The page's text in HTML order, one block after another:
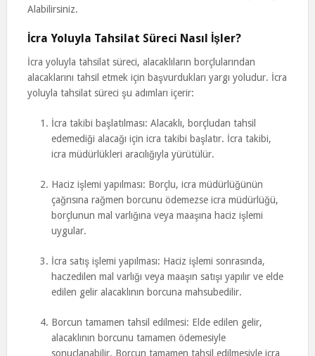
Alabilirsiniz.
İcra Yoluyla Tahsilat Süreci Nasıl İşler?
İcra yoluyla tahsilat süreci, alacaklıların borçlularından
alacaklarını tahsil etmek için başvurdukları yargı yoludur. İcra
yoluyla tahsilat süreci şu adımları içerir:
İcra takibi başlatılması: Alacaklı, borçludan tahsil
edemediği alacağı için icra takibi başlatır. İcra takibi,
icra müdürlükleri aracılığıyla yürütülür.
Haciz işlemi yapılması: Borçlu, icra müdürlüğünün
çağrısına rağmen borcunu ödemezse icra müdürlüğü,
borçlunun mal varlığına veya maaşına haciz işlemi
uygular.
İcra satış işlemi yapılması: Haciz işlemi sonrasında,
haczedilen mal varlığı veya maaşın satışı yapılır ve elde
edilen gelir alacaklının borcuna mahsubedilir.
Borcun tamamen tahsil edilmesi: Elde edilen gelir,
alacaklının borcunu tamamen ödemesiyle
sonuçlanabilir. Borcun tamamen tahsil edilmesiyle icra